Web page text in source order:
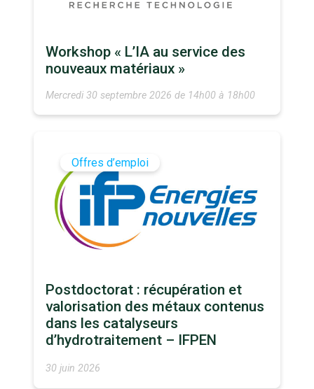
Workshop « L’IA au service des
nouveaux matériaux »
Mercredi 30 septembre 2026 de 14h00 à 18h00
Offres d’emploi
Postdoctorat : récupération et
valorisation des métaux contenus
dans les catalyseurs
d’hydrotraitement – IFPEN
30 juin 2026